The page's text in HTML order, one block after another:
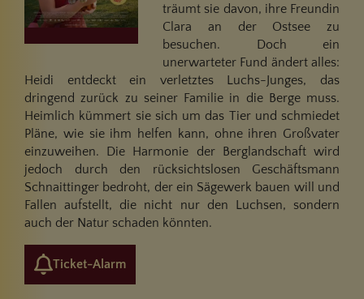
träumt sie davon, ihre Freundin
Clara an der Ostsee zu
besuchen. Doch ein
unerwarteter Fund ändert alles:
Heidi entdeckt ein verletztes Luchs-Junges, das
dringend zurück zu seiner Familie in die Berge muss.
Heimlich kümmert sie sich um das Tier und schmiedet
Pläne, wie sie ihm helfen kann, ohne ihren Großvater
einzuweihen. Die Harmonie der Berglandschaft wird
jedoch durch den rücksichtslosen Geschäftsmann
Schnaittinger bedroht, der ein Sägewerk bauen will und
Fallen aufstellt, die nicht nur den Luchsen, sondern
auch der Natur schaden könnten.
Ticket-Alarm